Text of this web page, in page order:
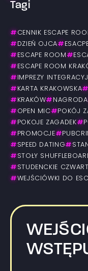
Tagi
# CENNIK ESCAPE
# DZIEŃ OJCA#
# ESCAPE ROOM #
# ESCAPE ROOM
# IMPREZY
# KARTA KRAKOWSKA#
# KRAKÓW# NAGRODA
# OPEN MIC# POKÓJ
# POKOJE ZAGADEK#
# PROMOCJE#
# SPEED DATING#
# STOŁY
# STUDENCKIE
#WEJŚCIÓWKI DO